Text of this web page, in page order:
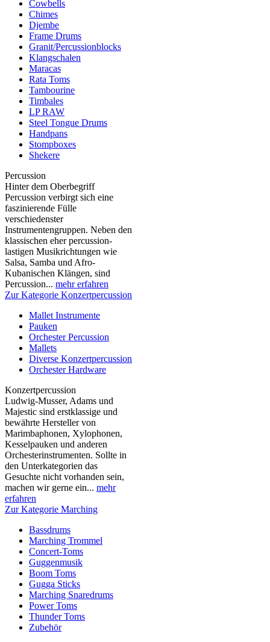
Cowbells
Chimes
Djembe
Frame Drums
Granit/Percussionblocks
Klangschalen
Maracas
Rata Toms
Tambourine
Timbales
LP RAW
Steel Tongue Drums
Handpans
Stompboxes
Shekere
Percussion
Hinter dem Oberbegriff
Percussion verbirgt sich eine
faszinierende Fülle
verschiedenster
Instrumentengruppen. Neben den
klassischen eher percussion-
lastigen Musikrichtungen wie
Salsa, Samba und Afro-
Kubanischen Klängen, sind
Percussion... mehr erfahren
Zur Kategorie Konzertpercussion
Mallet Instrumente
Pauken
Orchester Percussion
Mallets
Diverse Konzertpercussion
Orchester Hardware
Konzertpercussion
Ludwig-Musser, Adams und
Majestic sind erstklassige und
bewährte Hersteller von
Marimbaphonen, Xylophonen,
Kesselpauken und anderen
Orchesterinstrumenten. Sollte in
den Unterkategorien das
Gesuchte nicht vorhanden sein,
machen wir gerne ein... mehr
erfahren
Zur Kategorie Marching
Bassdrums
Marching Trommel
Concert-Toms
Guggenmusik
Boom Toms
Gugga Sticks
Marching Snaredrums
Power Toms
Thunder Toms
Zubehör